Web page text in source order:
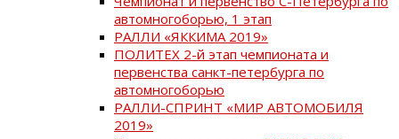
автомногоборью, 1 этап
РАЛЛИ «ЯККИМА 2019»
ПОЛИТЕХ 2-й этап чемпионата и
первенства санкт-петербурга по
автомногоборью
РАЛЛИ-СПРИНТ «МИР АВТОМОБИЛЯ
2019»